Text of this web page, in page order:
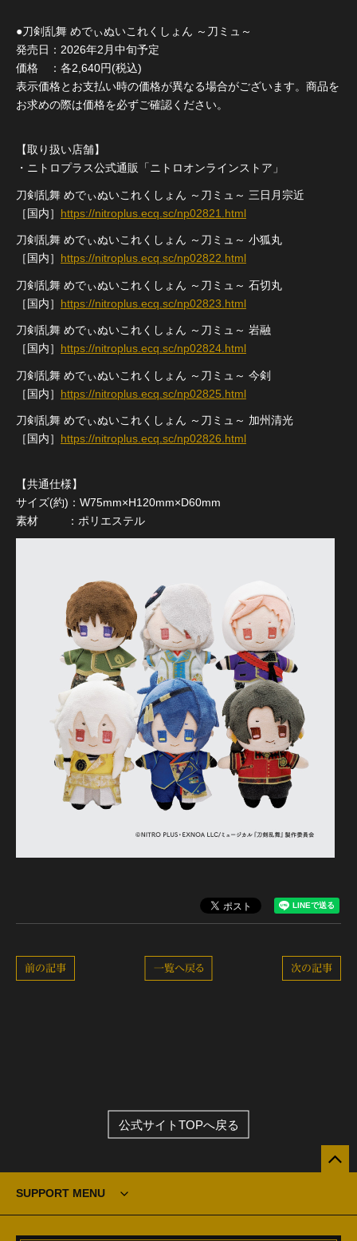
●刀剣乱舞 めでぃぬいこれくしょん ～刀ミュ～
発売日：2026年2月中旬予定
価格 ：各2,640円(税込)
表示価格とお支払い時の価格が異なる場合がございます。商品を
お求めの際は価格を必ずご確認ください。
【取り扱い店舗】
・ニトロプラス公式通販「ニトロオンラインストア」
刀剣乱舞 めでぃぬいこれくしょん ～刀ミュ～ 三日月宗近
［国内］ https://nitroplus.ecq.sc/np02821.html
刀剣乱舞 めでぃぬいこれくしょん ～刀ミュ～ 小狐丸
［国内］ https://nitroplus.ecq.sc/np02822.html
刀剣乱舞 めでぃぬいこれくしょん ～刀ミュ～ 石切丸
［国内］ https://nitroplus.ecq.sc/np02823.html
刀剣乱舞 めでぃぬいこれくしょん ～刀ミュ～ 岩融
［国内］ https://nitroplus.ecq.sc/np02824.html
刀剣乱舞 めでぃぬいこれくしょん ～刀ミュ～ 今剣
［国内］ https://nitroplus.ecq.sc/np02825.html
刀剣乱舞 めでぃぬいこれくしょん ～刀ミュ～ 加州清光
［国内］ https://nitroplus.ecq.sc/np02826.html
【共通仕様】
サイズ(約)：W75mm×H120mm×D60mm
素材 ：ポリエステル
次の記事
一覧へ戻る
前の記事
公式サイトTOPへ戻る
SUPPORT MENU